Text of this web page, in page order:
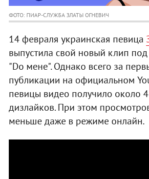
ФОТО: ПИАР-СЛУЖБА ЗЛАТЫ ОГНЕВИЧ
14 февраля украинская певица
выпустила свой новый клип
"Do мене". Однако всего за
публикации на официальном
певицы видео получило около 4
дизлайков. При этом
меньше даже в режиме онлайн.